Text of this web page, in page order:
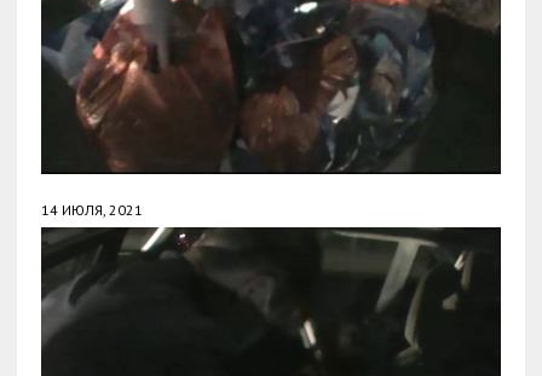
14 ИЮЛЯ, 2021